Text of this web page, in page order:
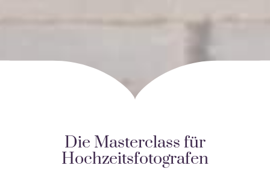
Die Masterclass für
Hochzeitsfotografen